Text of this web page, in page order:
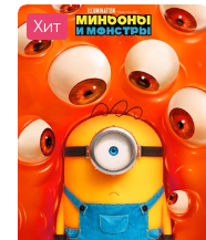
Хит